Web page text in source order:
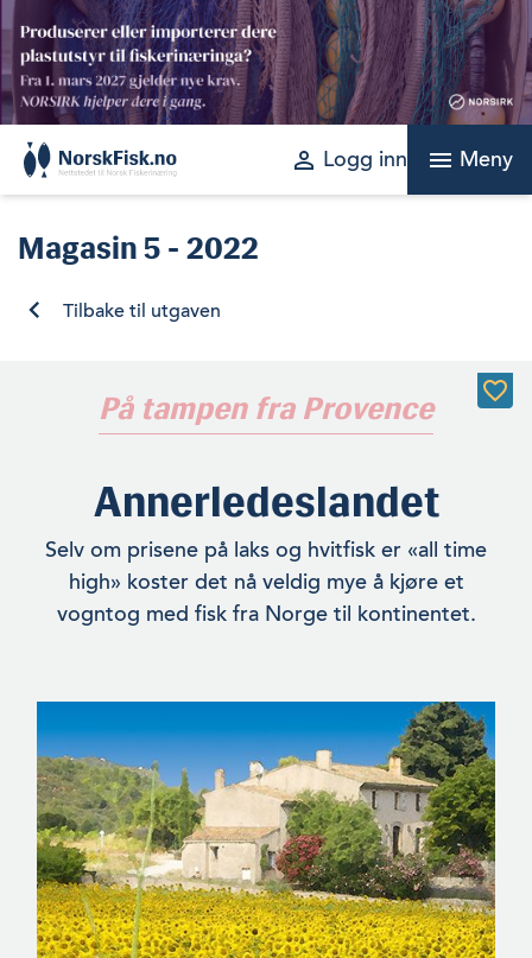
Skip
content
perm_identity Logg inn menu Meny
Magasin5 - 2022
Tilbake til utgaven
På tampen fra Provence
Annerledeslandet
Selv om prisene på laks og hvit­fisk er «all time
high» koster det nå veldig mye å kjøre et
vogn­tog med fisk fra Norge til kontinentet.